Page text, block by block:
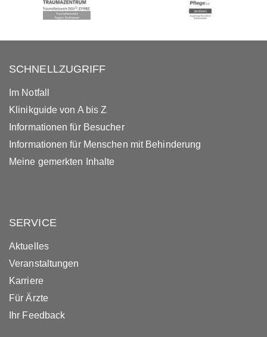
SCHNELLZUGRIFF
Im Notfall
Klinikguide von A bis Z
Informationen für Besucher
Informationen für Menschen mit Behinderung
Meine gemerkten Inhalte
SERVICE
Aktuelles
Veranstaltungen
Karriere
Für Ärzte
Ihr Feedback